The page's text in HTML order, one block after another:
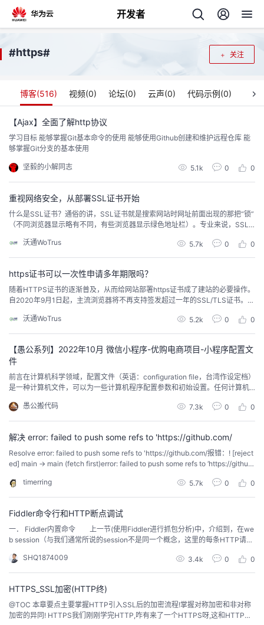
开发者
回
个
人
主
页
我
的
开
发
者
我
子
直
播
的
活
动
我
的
关
注
我
的
开
发
者
我
的
Programs
我
的
支
关注
#https#
博客(516) 视频(0) 论坛(0) 云声(0) 代码示例(0)
【Ajax】全面了解http协议
学习目标 能够掌握Git基本命令的使用 能够使用Github创建和维护远程仓库 能
够掌握Git分支的基本使用
坚毅的小解同志 5.1k 0 0
重视网络安全，从部署SSL证书开始
什么是SSL证书？通俗的讲，SSL证书就是搜索网站时网址前面出现的那把“锁”
（不同浏览器显示略有不同，有些浏览器显示绿色地址栏）。专业来说，SSL
间建立一条安全通道，能够对传输的信息进行加密，从而对网站信息传输起到
保护作用。部署了SSL证书的网站会在浏览器显示“小锁+https”或者显示绿色地
沃通WoTrus 5.7k 0 0
https证书可以一次性申请多年期限吗？
随着HTTPS证书的逐渐普及，从而给网站部署https证书成了建站的必要操作。
自2020年9月1日起，主流浏览器将不再支持签发超过一年的SSL/TLS证书。为
器中消失的风险，那么有办法可以延长https证书的使用期限呢？首先要想延长
https证书的使用期限的话，前提是要知道如何查看https证书有效期？通过浏览
沃通WoTrus 5.2k 0 0
【愚公系列】2022年10月 微信小程序-优购电商项目-小程序配置文
件
前言在计算机科学领域，配置文件（英语：configuration file，台湾作设定档）
是一种计算机文件，可以为一些计算机程序配置参数和初始设置。任何计算机
形式存在，最主要的配置文件有两种app.json和page.json 一、小程序配置文件
⼀个⼩程序应⽤程序会包括最基本的两种配置⽂件。⼀种是全局的 app.jso...
愚公搬代码 7.3k 0 0
解决 error: failed to push some refs to 'https://github.com/
Resolve error: failed to push some refs to 'https://github.com/报错：! [reject
ed] main -> main (fetch first)error: failed to push some refs to ‘https://githu
timerring
5.7k 0 0
Fiddler命令行和HTTP断点调试
一． Fiddler内置命令 上一节(使用Fiddler进行抓包分析)中，介绍到，在we
b session（与我们通常所说的session不是同一个概念，这里的每条HTTP请求
加方便的管理所有的session, Fiddler提供了一系列内置的函数用于筛选和操作
这些session(习惯命令行操作Lin...
SHQ1874009 3.4k 0 0
HTTPS_SSL加密(HTTP终)
@TOC 本章要点主要掌握HTTP引入SSL后的加密流程!掌握对称加密和非对称
加密的异同! HTTPS我们刚刚学完HTTP,咋有来了一个HTTPS呀,这和HTTP有